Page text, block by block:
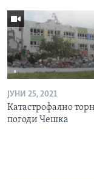
ЈУНИ 25, 2021
Катастрофално
погоди Чешка